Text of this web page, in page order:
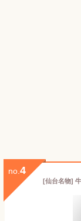
no. 4